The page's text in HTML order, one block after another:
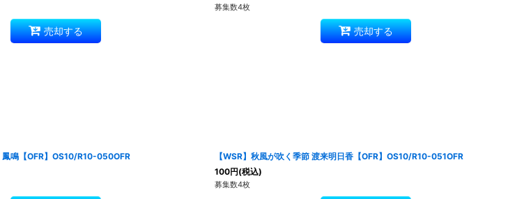
売却する
募集数4枚
売却する
鳳鳴【OFR】OS10/R10-050OFR
【WSR】秋風が吹く季節 渡来明日香【OFR】OS10/R10-051OFR
100円(税込)
募集数4枚